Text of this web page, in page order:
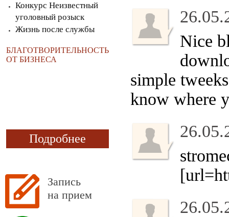
Конкурс Неизвестный
уголовный розыск
Жизнь после службы
БЛАГОТВОРИТЕЛЬНОСТЬ
ОТ БИЗНЕСА
Подробнее
Запись
на прием
Nice
simple
know where